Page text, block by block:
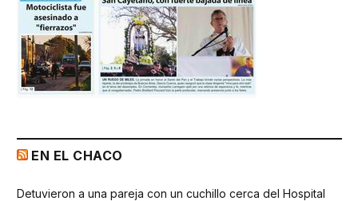
EN EL CHACO
Detuvieron a una pareja con un cuchillo cerca del Hospital